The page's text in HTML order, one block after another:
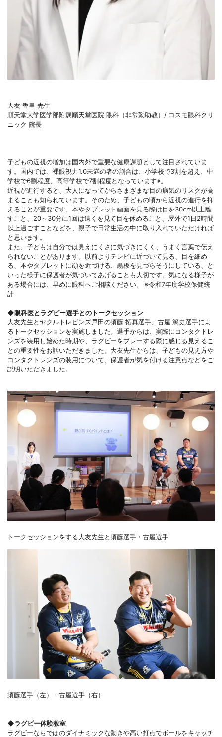
大友 香里 先生
順天堂大学医学部附属順天堂医院 眼科（非常勤助教）/ コスモ眼科クリ
ニック 院長
子どもの近視の増加は国内外で重要な健康課題として注目されていま
す。国内では、裸眼視力1.0未満の者の割合は、小学校で3割を超え、中
学校で6割程度、高等学校で7割程度となっています※。
近視が進行すると、大人になってからさまざまな目の病気のリスクが高
まることも知られています。そのため、子どもの頃から近視の進行を抑
えることが重要です。本やタブレット画面を見る際は目を30cm以上離
すこと、20～30分に1回は遠くを見て目を休めること、屋外で1日2時間
以上過ごすことなどを、親子で日常生活の中に取り入れていただければ
と思います。
また、子どもは自分では見えにくさに気づきにくく、うまく言葉で伝え
られないことがあります。以前よりテレビに近づいて見る、目を細め
る、本やタブレットに顔を近づける、黒板を見づらそうにしている、と
いった様子に保護者が気づいてあげることも大切です。気になる様子が
ある場合には、早めに眼科へご相談ください。 ※令和7年度学校保健統
計
◆眼科医とラグビー選手とのトークセッション
大友先生とヤクルトレビンズ戸田の須藤 拓真選手、古屋 篤史選手によ
るトークセッションを実施しました。選手からは、実際にコンタクトレ
ンズを装用し始めた時期や、ラグビーをプレーする際に感じる見えるこ
との重要性をお話いただきました。大友先生からは、子どもの見え方や
コンタクトレンズの装用について、保護者が気を付ける注意点などをご
説明いただきました。
トークセッションをする大友先生と須藤選手・古屋選手
須藤選手（左）・古屋選手（右）
◆ラグビー体験教室
ラグビーならではのダイナミックな動きや高い打点でボールをキャッチ